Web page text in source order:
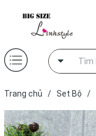
Trang chủ / Set Bộ /